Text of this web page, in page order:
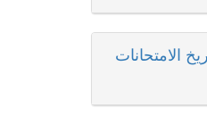
الامتحانات